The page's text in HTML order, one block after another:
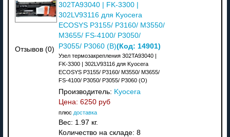
Отзывов (0)
302TA93040 | FK-3300 |
302LV93116 для Kyocera
ECOSYS P3155/ P3160/ M3550/
M3655/ FS-4100/ P3050/
P3055/ P3060 (В)(Код: 14901)
Узел термозакрепления 302TA93040 |
FK-3300 | 302LV93116 для Kyocera
ECOSYS P3155/ P3160/ M3550/ M3655/
FS-4100/ P3050/ P3055/ P3060 (О)
Производитель: Kyocera
Цена: 6250 руб
плюс доставка
Вес: 1.97 кг.
Количество на складе: 8